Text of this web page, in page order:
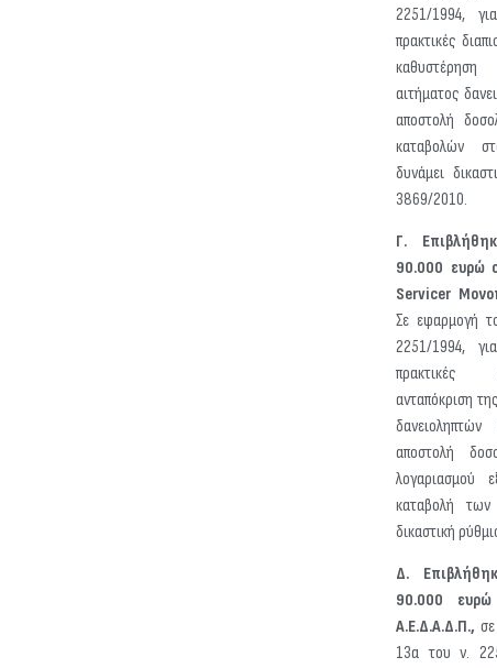
2251/1994,
πρακτικές
αιτήματος
αποστολή
καταβολών
δυνάμει
3869/2010.
Γ.
90.000 ευρώ
Servicer
Σε εφαρμογή
2251/1994,
πρακτικές
ανταπόκριση
αποστολή
λογαριασμού
καταβολή
δικαστική
Δ.
90.000
A.E.Δ.Α.Δ.Π.,
13α του ν.